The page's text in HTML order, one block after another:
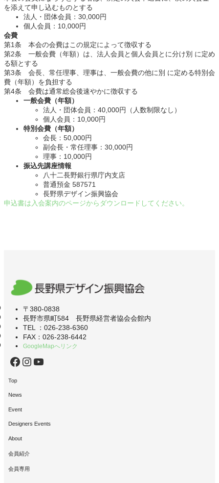
を添えて申し込むものとする
法人・団体会員：30,000円
個人会員：10,000円
会費
第1条 本会の会費はこの規定によって徴収する
第2条 一般会費（年額）は、法人会員と個人会員とに分け別 に定め
る額とする
第3条 会長、常任理事、理事は、一般会費の他に別 に定める特別会
費（年額）を負担する
第4条 会費は通常総会後速やかに徴収する
一般会費（年額）
法人・団体会員：40,000円（人数制限なし）
個人会員：10,000円
特別会費（年額）
会長：50,000円
副会長・常任理事：30,000円
理事：10,000円
振込先講座情報
八十二長野銀行県庁内支店
普通預金 587571
長野県デザイン振興協会
申込書は入会案内のページからダウンロードしてください。
〒380-0838
長野市県町584 長野県経営者協会会館内
TEL ：026-238-6360
FAX：026-238-6442
GoogleMapへリンク
Facebook Instagram YouTube
Top
News
Event
Designers Events
About
会員紹介
会員専用